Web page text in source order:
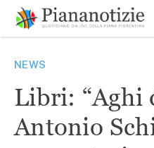
contenuto
SEARCH
NEWS
Libri: “Aghi
Antonio